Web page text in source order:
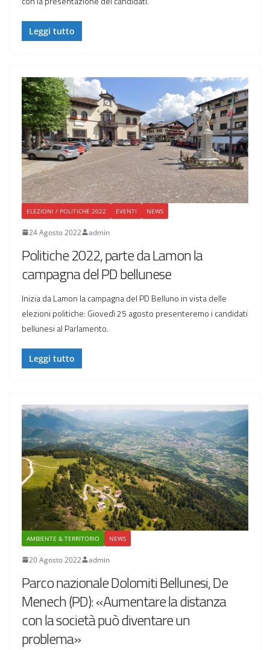
Leggi tutto
ELEZIONI / POLITICHE 2022 EVENTI NEWS
24 Agosto 2022 admin
Politiche 2022, parte da Lamon la
campagna del PD bellunese
Inizia da Lamon la campagna del PD Belluno in vista delle
elezioni politiche: Giovedì 25 agosto presenteremo i candidati
bellunesi al Parlamento.
Leggi tutto
AMBIENTE & TERRITORIO NEWS
20 Agosto 2022 admin
Parco nazionale Dolomiti Bellunesi, De
Menech (PD): «Aumentare la distanza
con la società può diventare un
problema»